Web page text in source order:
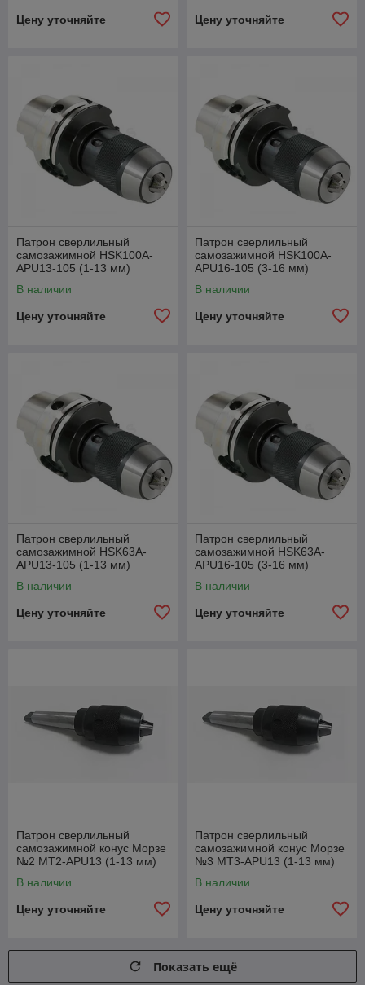
Цену уточняйте Цену уточняйте
Патрон сверлильный
самозажимной HSK100A-
APU13-105 (1-13 мм)
В наличии
Цену уточняйте
Патрон сверлильный
самозажимной HSK100A-
APU16-105 (3-16 мм)
В наличии
Цену уточняйте
Патрон сверлильный
самозажимной HSK63A-
APU13-105 (1-13 мм)
В наличии
Цену уточняйте
Патрон сверлильный
самозажимной HSK63A-
APU16-105 (3-16 мм)
В наличии
Цену уточняйте
Патрон сверлильный
самозажимной конус Морзе
№2 MT2-APU13 (1-13 мм)
В наличии
Цену уточняйте
Патрон сверлильный
самозажимной конус Морзе
№3 MT3-APU13 (1-13 мм)
В наличии
Цену уточняйте
Показать ещё